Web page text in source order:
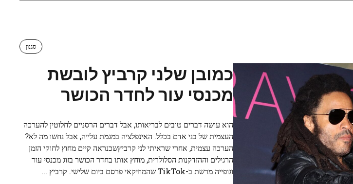
סגנון
כמובן שלני קרביץ לובשת
מכנסי עור לחדר הכושר
הוא עושה דברים טובים לבריאותו, אבל דברים הרסניים לחלוטין להערכה
העצמית של בני אדם בכלל. האינפלציה במגמת עלייה, אבל נחשו מה לא?
הערכה עצמית, אחרי שראיתי לני קרביץשכנראה קיים מחוץ לחוקי הזמן
הרגילים וההזדקנות הסלולרית, מוחץ אותו בחדר הכושר בזוג מכנסי עור
וגופייה מרשת ב-TikTok שהמוזיקאי פרסם ביום שלישי. קרביץ ...